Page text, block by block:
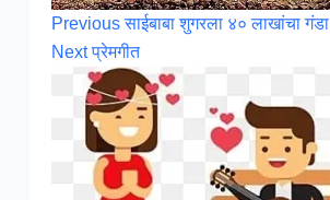
Previousसाईबाबा शुगरला ४० लाखांचा गंडा
Nextप्रेमगीत